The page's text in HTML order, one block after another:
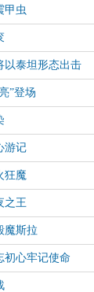
甲虫
以泰坦形态出击
”登场
游记
狂魔
之王
魔斯拉
初心牢记使命